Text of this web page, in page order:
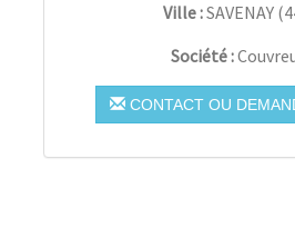
Ville :SAVENAY (
Société :
CONTACT OU